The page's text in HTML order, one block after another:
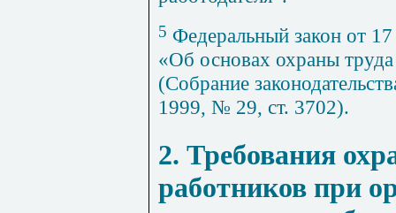
5 Федеральный закон от
«Об основах охраны
(Собрание
1999, № 29, ст. 3702).
2. Требования
работников при